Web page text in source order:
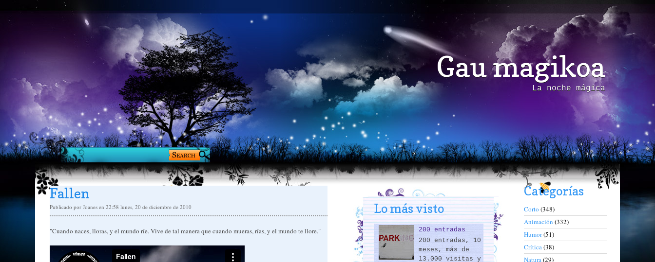
Gau magikoa
La noche mágica
Fallen
Publicado por Joanes en 22:58 lunes, 20 de diciembre de 2010
"Cuando naces, lloras, y el mundo ríe. Vive de tal manera que cuando mueras, rías, y el mundo te llore."
Lo más visto
200 entradas
200 entradas, 10
meses, más de
13.000 visitas y
Categorías
Corto (348)
Animación (332)
Humor(51)
Crítica(38)
Natura(29)